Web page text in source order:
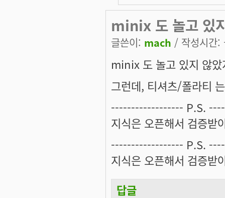
minix 도 놀고 있
글쓴이: mach / 작성시간
minix 도 놀고 있지 않
그런데, 티셔츠/폴라티
------------------ P.S.
지식은 오픈해서 검증받
------------------ P.S.
지식은 오픈해서 검증받
답글